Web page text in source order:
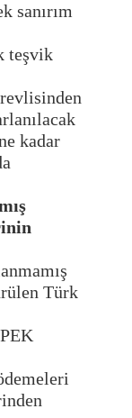
sanırım
teşvik
kadar
Türk